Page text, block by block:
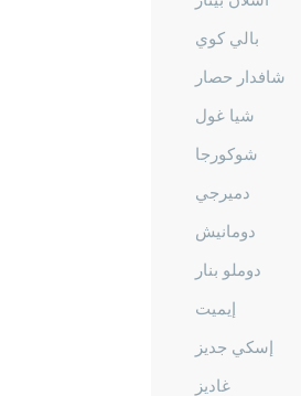
بالي كوي
شافدار حصار
شيا غول
شوكورجا
دميرجي
دومانيش
دوملو بنار
إيميت
إسكي جديز
غاديز